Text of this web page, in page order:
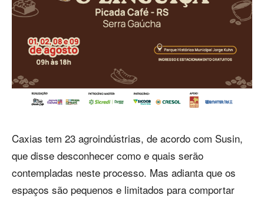
Caxias tem 23 agroindústrias, de acordo com Susin,
que disse desconhecer como e quais serão
contempladas neste processo. Mas adianta que os
espaços são pequenos e limitados para comportar